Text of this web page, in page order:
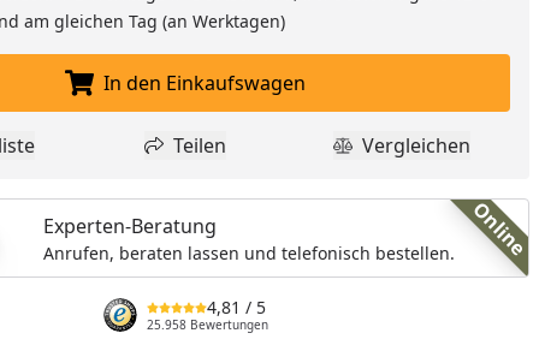
am gleichen Tag (an Werktagen)
In den Einkaufswagen legen
In den Einkaufswagen
zur Wunschliste hinzufügen
Teilen
Teilen Produkt
Vergleichen
Online
Experten-Beratung
Anrufen, beraten lassen und telefonisch bestellen.
4,81 / 5
25.958 Bewertungen